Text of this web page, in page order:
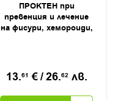
ПРОКТЕН при
превенция и лечение
на фисури, хемороиди,
40мл
13.61 €/26.62 лв.